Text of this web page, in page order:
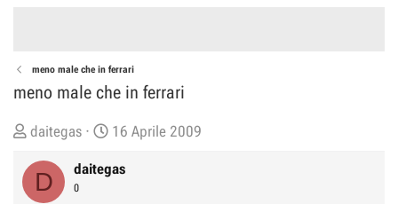
meno male che in ferrari
meno male che in ferrari
C
a
daitegas
D
t
16 Aprile 2009
D daitegas
0